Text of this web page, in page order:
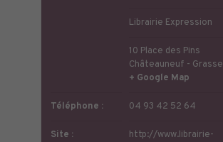
Librairie Expression
10 Place des Pins
Châteauneuf - Grasse
+ Google Map
Téléphone : 04 93 42 52 64
Site :
http://www.librairie-